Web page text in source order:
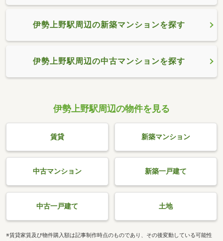
伊勢上野駅周辺の新築マンションを探す
伊勢上野駅周辺の中古マンションを探す
伊勢上野駅周辺の物件を見る
賃貸 新築マンション
中古マンション 新築一戸建て
中古一戸建て 土地
※賃貸家賃及び物件購入額は記事制作時点のものであり、その後変動している可能性